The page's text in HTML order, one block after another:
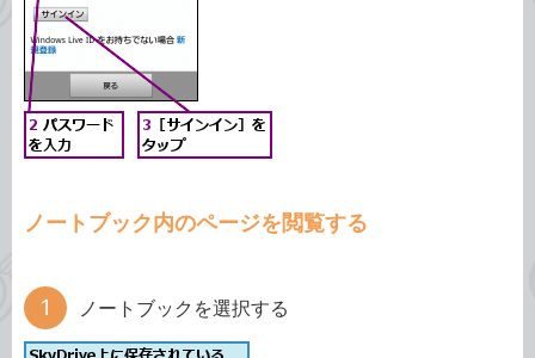
ノートブック内のページを閲覧する
ノートブックを選択する